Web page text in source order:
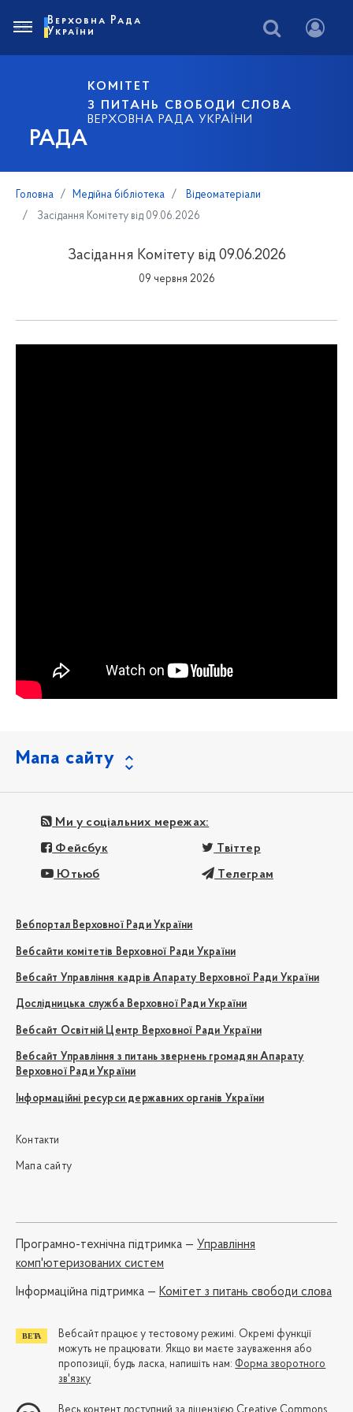
РАДА
КОМІТЕТ
З ПИТАНЬ СВОБОДИ СЛОВА
ВЕРХОВНА РАДА УКРАЇНИ
Верховна Рада
України
Головна Медійна бібліотека
Відеоматеріали
Засідання Комітету від 09.06.2026
Засідання Комітету від 09.06.2026
09 червня 2026
Мапа сайту
Ми у соціальних мережах:
Фейсбук Твіттер
Ютьюб Телеграм
Вебпортал Верховної Ради України
Вебсайти комітетів Верховної Ради України
Вебсайт Управління кадрів Апарату Верховної Ради України
Дослідницька служба Верховної Ради України
Вебсайт Освітній Центр Верховної Ради України
Вебсайт Управління з питань звернень громадян Апарату
Верховної Ради України
Інформаційні ресурси державних органів України
Контакти
Мапа сайту
Програмно-технічна підтримка — Управління
комп'ютеризованих систем
Iнформаційна підтримка — Комітет з питань свободи слова
Вебсайт працює у тестовому режимі. Окремі функції
можуть не працювати. Якщо ви маєте зауваження або
пропозиції, будь ласка, напишіть нам: Форма зворотного
зв'язку